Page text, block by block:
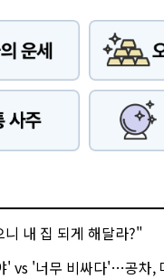
내 집 되게 해달라?"
' vs '너무 비싸다'…공차,